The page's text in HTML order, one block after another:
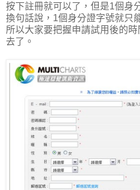
按下註冊就可以了，但是1個身
換句話說，1個身分證字號就只
所以大家要把握申請試用後的
去了。